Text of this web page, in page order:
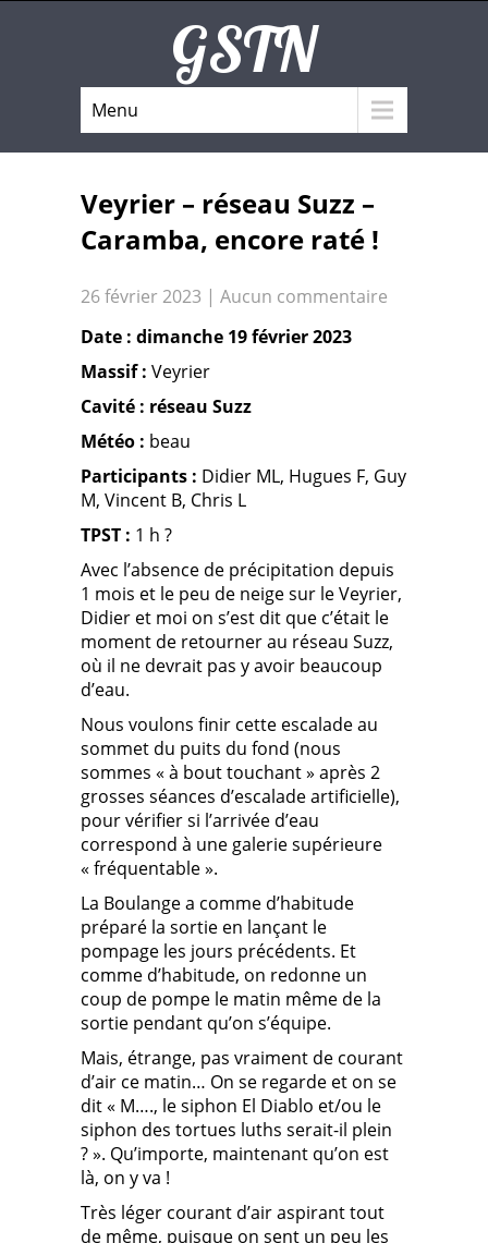
GSTN
Menu
Veyrier – réseau Suzz –
Caramba, encore raté !
26 février 2023 | Aucun commentaire
Date : dimanche 19 février 2023
Massif : Veyrier
Cavité : réseau Suzz
Météo : beau
Participants : Didier ML, Hugues F, Guy
M, Vincent B, Chris L
TPST : 1 h ?
Avec l’absence de précipitation depuis
1 mois et le peu de neige sur le Veyrier,
Didier et moi on s’est dit que c’était le
moment de retourner au réseau Suzz,
où il ne devrait pas y avoir beaucoup
d’eau.
Nous voulons finir cette escalade au
sommet du puits du fond (nous
sommes « à bout touchant » après 2
grosses séances d’escalade artificielle),
pour vérifier si l’arrivée d’eau
correspond à une galerie supérieure
« fréquentable ».
La Boulange a comme d’habitude
préparé la sortie en lançant le
pompage les jours précédents. Et
comme d’habitude, on redonne un
coup de pompe le matin même de la
sortie pendant qu’on s’équipe.
Mais, étrange, pas vraiment de courant
d’air ce matin… On se regarde et on se
dit « M…., le siphon El Diablo et/ou le
siphon des tortues luths serait-il plein
? ». Qu’importe, maintenant qu’on est
là, on y va !
Très léger courant d’air aspirant tout
de même, puisque on sent un peu les